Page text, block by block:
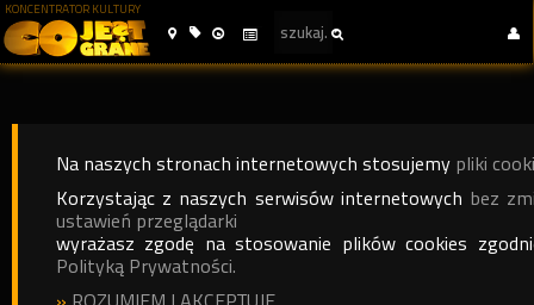
KONCENTRATOR KULTURY
Na naszych stronach internetowych stosujemy pliki
Korzystając z naszych serwisów internetowych bez
ustawień przeglądarki
wyrażasz zgodę na stosowanie plików cookies
Polityką Prywatności.